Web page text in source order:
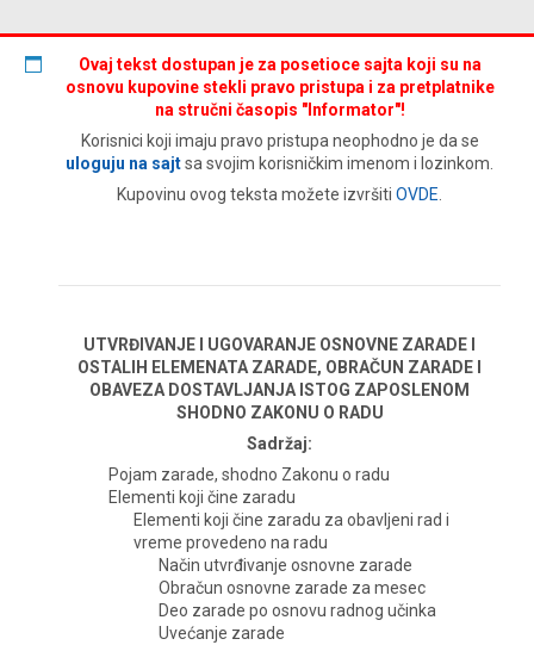
Ovaj tekst dostupan je za posetioce sajta koji su na
osnovu kupovine stekli pravo pristupa i za pretplatnike
na stručni časopis "Informator"!
Korisnici koji imaju pravo pristupa neophodno je da se
uloguju na sajtsa svojim korisničkim imenom i lozinkom.
Kupovinu ovog teksta možete izvršiti OVDE
UTVRĐIVANJE I UGOVARANJE OSNOVNE ZARADE I
OSTALIH ELEMENATA ZARADE, OBRAČUN ZARADE I
OBAVEZA DOSTAVLJANJA ISTOG ZAPOSLENOM
SHODNO ZAKONU O RADU
Sadržaj:
Pojam zarade, shodno Zakonu o radu
Elementi koji čine zaradu
Elementi koji čine zaradu za obavljeni rad i
vreme provedeno na radu
Način utvrđivanje osnovne zarade
Obračun osnovne zarade za mesec
Deo zarade po osnovu radnog učinka
Uvećanje zarade